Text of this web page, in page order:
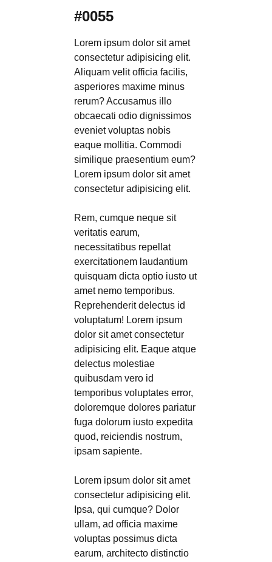
#0055
Lorem ipsum dolor sit amet
consectetur adipisicing elit.
Aliquam velit officia facilis,
asperiores maxime minus
rerum? Accusamus illo
obcaecati odio dignissimos
eveniet voluptas nobis
eaque mollitia. Commodi
similique praesentium eum?
Lorem ipsum dolor sit amet
consectetur adipisicing elit.
Rem, cumque neque sit
veritatis earum,
necessitatibus repellat
exercitationem laudantium
quisquam dicta optio iusto ut
amet nemo temporibus.
Reprehenderit delectus id
voluptatum! Lorem ipsum
dolor sit amet consectetur
adipisicing elit. Eaque atque
delectus molestiae
quibusdam vero id
temporibus voluptates error,
doloremque dolores pariatur
fuga dolorum iusto expedita
quod, reiciendis nostrum,
ipsam sapiente.
Lorem ipsum dolor sit amet
consectetur adipisicing elit.
Ipsa, qui cumque? Dolor
ullam, ad officia maxime
voluptas possimus dicta
earum, architecto distinctio